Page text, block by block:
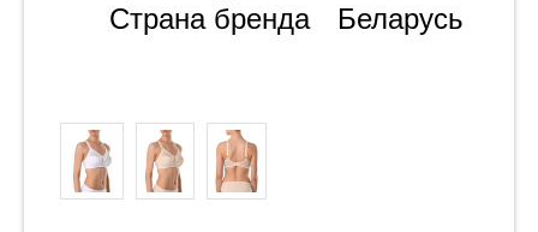
Страна бренда Беларусь